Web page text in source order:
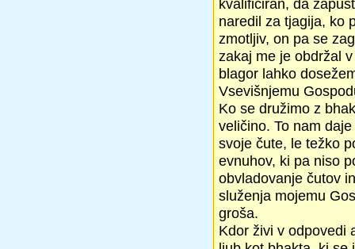
kvalificiran, da
naredil za tjagija, ko
zmotljiv, on pa se
zakaj me je obdržal
blagor lahko
Vsevišnjemu
Ko se družimo z
veličino. To nam
svoje čute, le težko
evnuhov, ki pa niso
obvladovanje čutov
služenja mojemu
groša.
Kdor živi v odpovedi